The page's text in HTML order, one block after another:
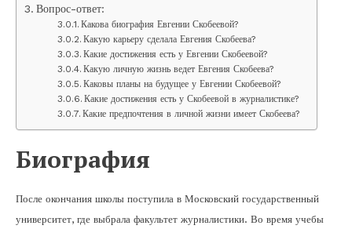
Вопрос-ответ:
Какова биография Евгении Скобеевой?
Какую карьеру сделала Евгения Скобеева?
Какие достижения есть у Евгении Скобеевой?
Какую личную жизнь ведет Евгения Скобеева?
Каковы планы на будущее у Евгении Скобеевой?
Какие достижения есть у Скобеевой в журналистике?
Какие предпочтения в личной жизни имеет Скобеева?
Биография
После окончания школы поступила в Московский государственный
университет, где выбрала факультет журналистики. Во время учебы